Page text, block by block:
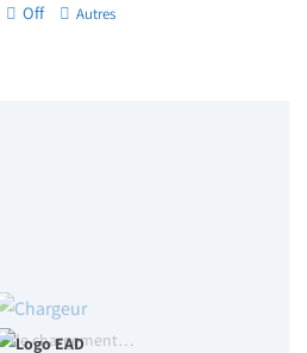
Off Autres
de chargement…